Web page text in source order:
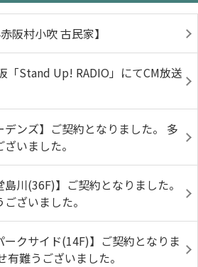
阪村小吹 古民家】
Stand Up! RADIO」にてCM放送
デンズ】ご契約となりました。 多
いました。
島川(36F)】ご契約となりました。
ざいました。
ークサイド(14F)】ご契約となりま
難うございました。